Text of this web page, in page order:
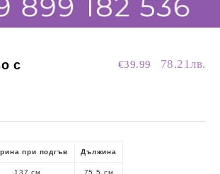
с
€39.99 78.21лв.
при подгъв Дължина
137 см 75.5 см